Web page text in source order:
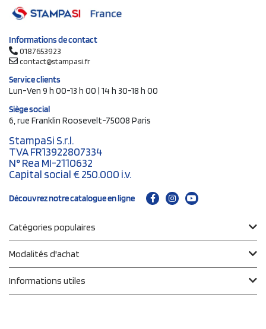
Informations de contact
0187653923
contact@stampasi.fr
Service clients
Lun-Ven 9 h 00-13 h 00 | 14 h 30-18 h 00
Siège social
6, rue Franklin Roosevelt-75008 Paris
StampaSi S.r.l.
TVA FR13922807334
N° Rea MI-2110632
Capital social € 250.000 i.v.
Découvrez notre catalogue en ligne
Catégories populaires
Modalités d'achat
Informations utiles